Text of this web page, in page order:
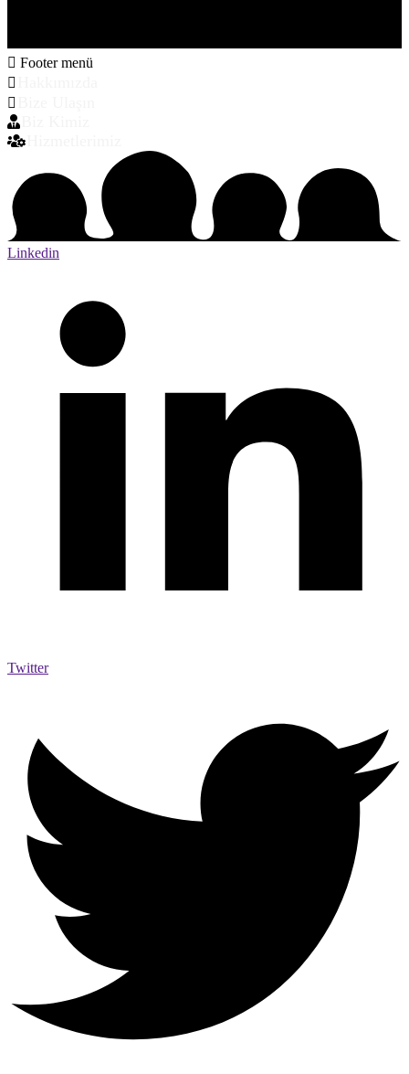
Footer menü
Linkedin
Twitter